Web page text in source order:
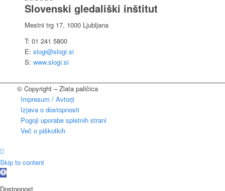
Slovenski gledališki inštitut
Mestni trg 17, 1000 Ljubljana
T: 01 241 5800
E: slogi@slogi.si
S: www.slogi.si
© Copyright – Zlata paličica
Impresum / Avtorji
Izjava o dostopnosti
Pogoji uporabe spletnih strani
Več o piškotkih
Skip to content
Open
Dostopnost